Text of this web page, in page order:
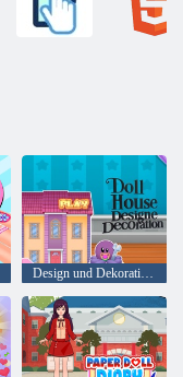
Design und Dekoration von Puppenhaus